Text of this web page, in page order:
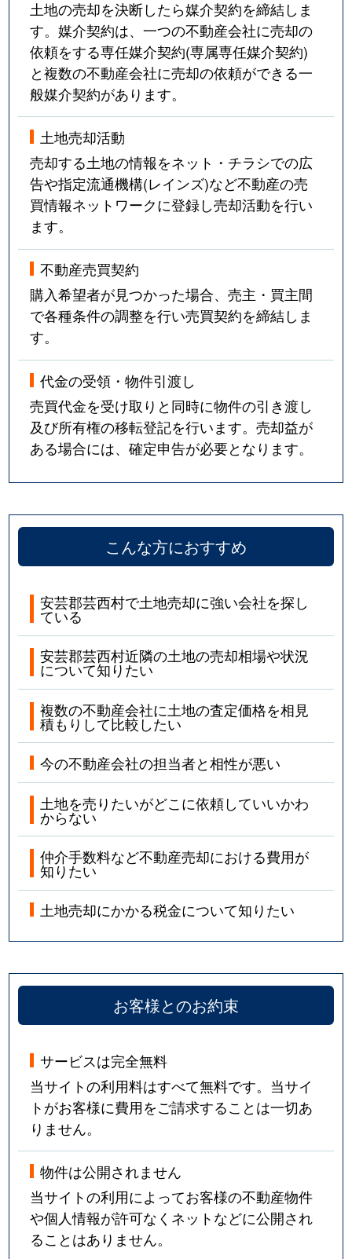
土地の売却を決断したら媒介契約を締結しま
す。媒介契約は、一つの不動産会社に売却の
依頼をする専任媒介契約(専属専任媒介契約)
と複数の不動産会社に売却の依頼ができる一
般媒介契約があります。
土地売却活動
売却する土地の情報をネット・チラシでの広
告や指定流通機構(レインズ)など不動産の売
買情報ネットワークに登録し売却活動を行い
ます。
不動産売買契約
購入希望者が見つかった場合、売主・買主間
で各種条件の調整を行い売買契約を締結しま
す。
代金の受領・物件引渡し
売買代金を受け取りと同時に物件の引き渡し
及び所有権の移転登記を行います。売却益が
ある場合には、確定申告が必要となります。
こんな方におすすめ
安芸郡芸西村で土地売却に強い会社を探し
ている
安芸郡芸西村近隣の土地の売却相場や状況
について知りたい
複数の不動産会社に土地の査定価格を相見
積もりして比較したい
今の不動産会社の担当者と相性が悪い
土地を売りたいがどこに依頼していいかわ
からない
仲介手数料など不動産売却における費用が
知りたい
土地売却にかかる税金について知りたい
お客様とのお約束
サービスは完全無料
当サイトの利用料はすべて無料です。当サイ
トがお客様に費用をご請求することは一切あ
りません。
物件は公開されません
当サイトの利用によってお客様の不動産物件
や個人情報が許可なくネットなどに公開され
ることはありません。